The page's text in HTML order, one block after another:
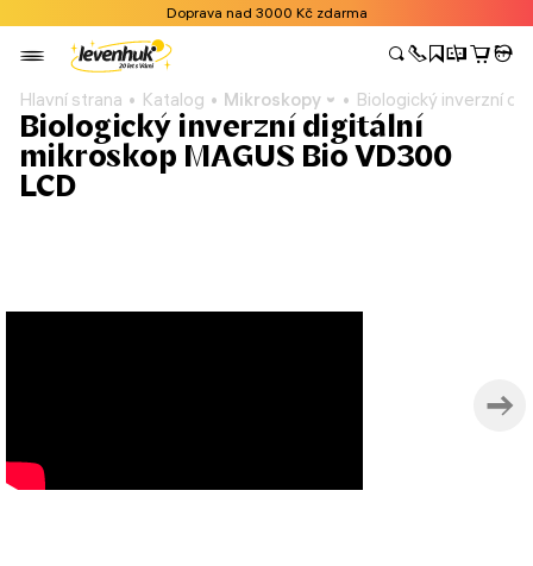
Doprava nad 3000 Kč zdarma
Hlavní strana Katalog Mikroskopy Biologický inverzní
Biologický inverzní digitální
mikroskop MAGUS Bio VD300
LCD